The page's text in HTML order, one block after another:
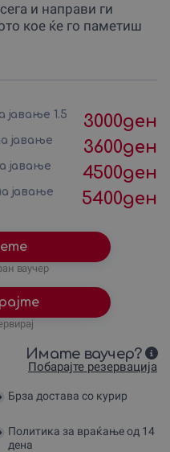
и направи ги
кое ќе го паметиш
јавање 1.5
3000ден
јавање
3600ден
јавање
4500ден
јавање
5400ден
ваучер
Имате ваучер?
Побарајте резервација
Брза достава со курир
Политика за враќање од 14
дена